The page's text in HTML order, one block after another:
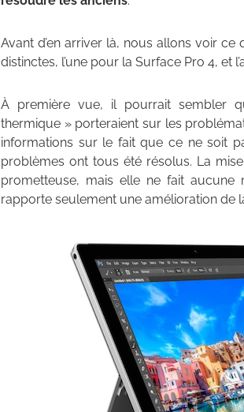
Avant d’en arriver là, nous allons voir ce
distinctes, l’une pour la Surface Pro 4, et
À première vue, il pourrait sembler
thermique » porteraient sur les
informations sur le fait que ce ne soit
problèmes ont tous été résolus. La
prometteuse, mais elle ne fait aucune
rapporte seulement une amélioration de